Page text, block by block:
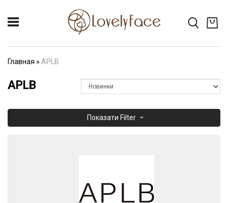
Главная » APLB
APLB
Показати Filter